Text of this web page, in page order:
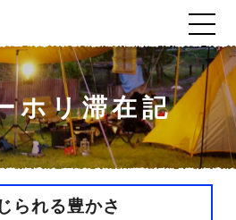
ホリ滞在記
られる豊かさ